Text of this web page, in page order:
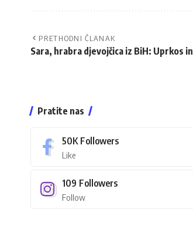
PRETHODNI ČLANAK
Sara, hrabra djevojčica iz BiH: Uprkos
Pratite nas
50K Followers
Like
109 Followers
Follow